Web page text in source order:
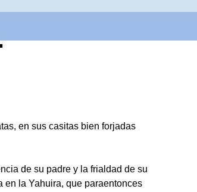
en sus casitas bien forjadas
de su padre y la frialdad de su
en la Yahuira, que paraentonces